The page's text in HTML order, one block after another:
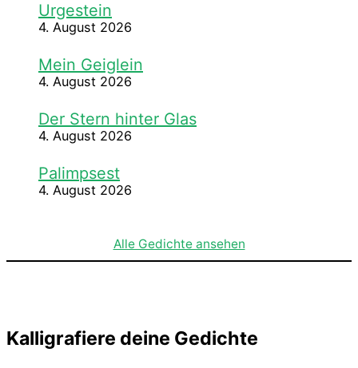
Urgestein
4. August 2026
Mein Geiglein
4. August 2026
Der Stern hinter Glas
4. August 2026
Palimpsest
4. August 2026
Alle Gedichte ansehen
Kalligrafiere deine Gedichte